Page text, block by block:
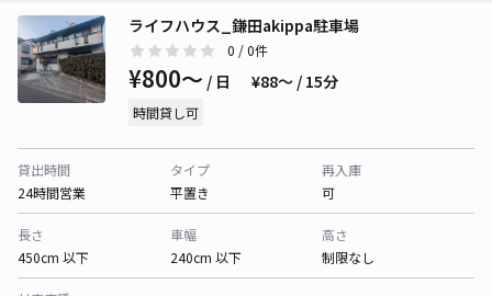
ライフハウス_鎌田akippa駐車場
0 / 0件
¥800〜 / 日 ¥88〜 / 15分
時間貸し可
貸出時間
24時間営業
タイプ
平置き
再入庫
可
長さ
450cm 以下
車幅
240cm 以下
高さ
制限なし